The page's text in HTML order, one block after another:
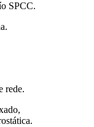
SPCC.
rede.